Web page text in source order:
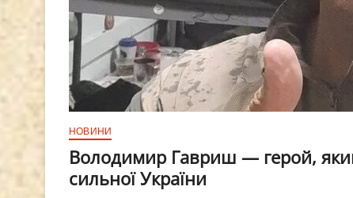
НОВИНИ
Володимир Гавриш — герой,
сильної України